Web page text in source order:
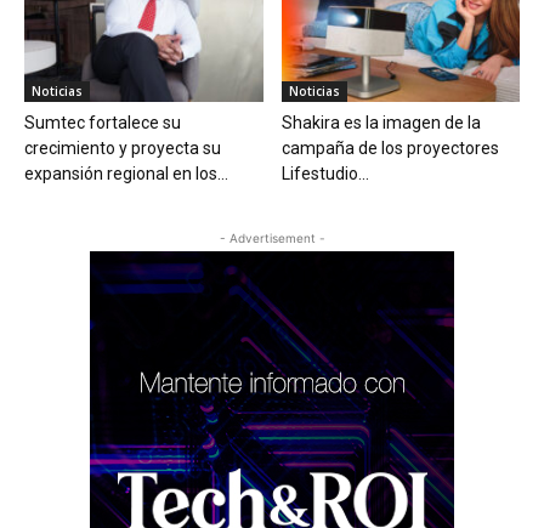
Noticias
Sumtec fortalece su
crecimiento y proyecta su
expansión regional en los...
Noticias
Shakira es la imagen de la
campaña de los proyectores
Lifestudio...
- Advertisement -